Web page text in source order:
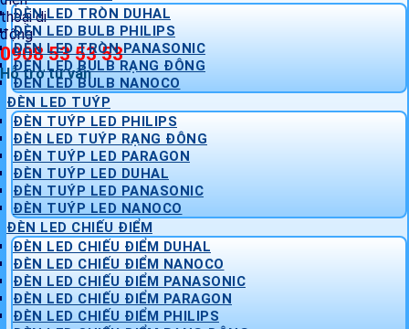
0908 53 53 53
Hỗ trợ tư vấn
ĐÈN LED TRÒN DUHAL
ĐÈN LED BULB PHILIPS
ĐÈN LED TRÒN PANASONIC
ĐÈN LED BULB RẠNG ĐÔNG
ĐÈN LED BULB NANOCO
ĐÈN LED TUÝP
ĐÈN TUÝP LED PHILIPS
ĐÈN LED TUÝP RẠNG ĐÔNG
ĐÈN TUÝP LED PARAGON
ĐÈN TUÝP LED DUHAL
ĐÈN TUÝP LED PANASONIC
ĐÈN TUÝP LED NANOCO
ĐÈN LED CHIẾU ĐIỂM
ĐÈN LED CHIẾU ĐIỂM DUHAL
ĐÈN LED CHIẾU ĐIỂM NANOCO
ĐÈN LED CHIẾU ĐIỂM PANASONIC
ĐÈN LED CHIẾU ĐIỂM PARAGON
ĐÈN LED CHIẾU ĐIỂM PHILIPS